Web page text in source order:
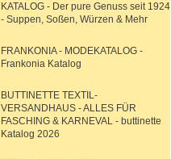
KATALOG - Der pure Genuss seit 1924
- Suppen, Soßen, Würzen & Mehr
FRANKONIA - MODEKATALOG -
Frankonia Katalog
BUTTINETTE TEXTIL-
VERSANDHAUS - ALLES FÜR
FASCHING & KARNEVAL - buttinette
Katalog 2026